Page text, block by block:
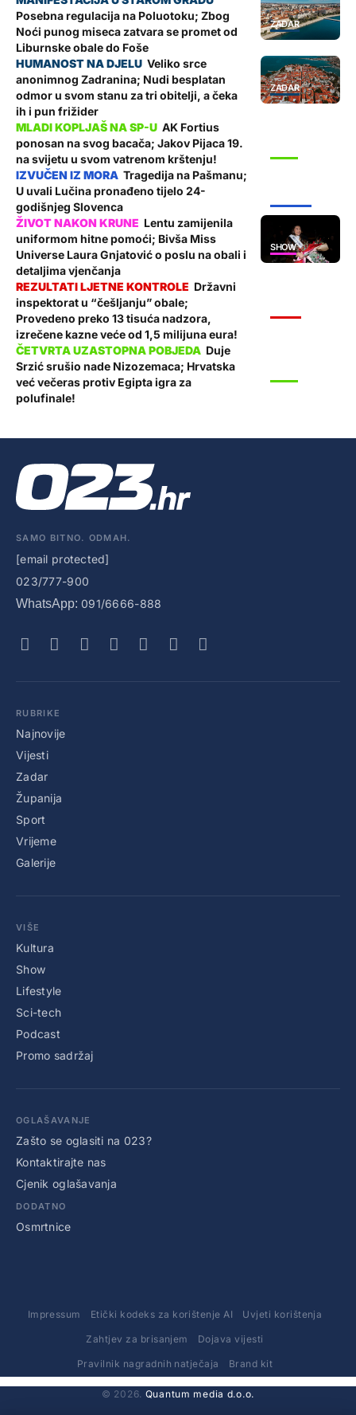
ZADAR
Posebna regulacija na Poluotoku; Zbog
Noći punog miseca zatvara se promet od
Liburnske obale do Foše
ZADAR
Veliko srce
anonimnog Zadranina; Nudi besplatan
odmor u svom stanu za tri obitelji, a čeka
ih i pun frižider
AK Fortius
ponosan na svog bacača; Jakov Pijaca 19.
na svijetu u svom vatrenom krštenju!
Tragedija na Pašmanu;
U uvali Lučina pronađeno tijelo 24-
godišnjeg Slovenca
SHOW
Lentu zamijenila
uniformom hitne pomoći; Bivša Miss
Universe Laura Gnjatović o poslu na obali i
detaljima vjenčanja
Državni
inspektorat u “češljanju” obale;
Provedeno preko 13 tisuća nadzora,
izrečene kazne veće od 1,5 milijuna eura!
Duje
Srzić srušio nade Nizozemaca; Hrvatska
već večeras protiv Egipta igra za
polufinale!
SAMO BITNO. ODMAH.
[email protected]
023/777-900
WhatsApp: 091/6666-888
RUBRIKE
Najnovije
Vijesti
Zadar
Županija
Sport
Vrijeme
Galerije
VIŠE
Kultura
Show
Lifestyle
Sci-tech
Podcast
Promo sadržaj
OGLAŠAVANJE
Zašto se oglasiti na 023?
Kontaktirajte nas
Cjenik oglašavanja
DODATNO
Osmrtnice
Impressum Etički kodeks za korištenje AI Uvjeti korištenja
Zahtjev za brisanjem Dojava vijesti
Pravilnik nagradnih natječaja Brand kit
© 2026. Quantum media d.o.o.